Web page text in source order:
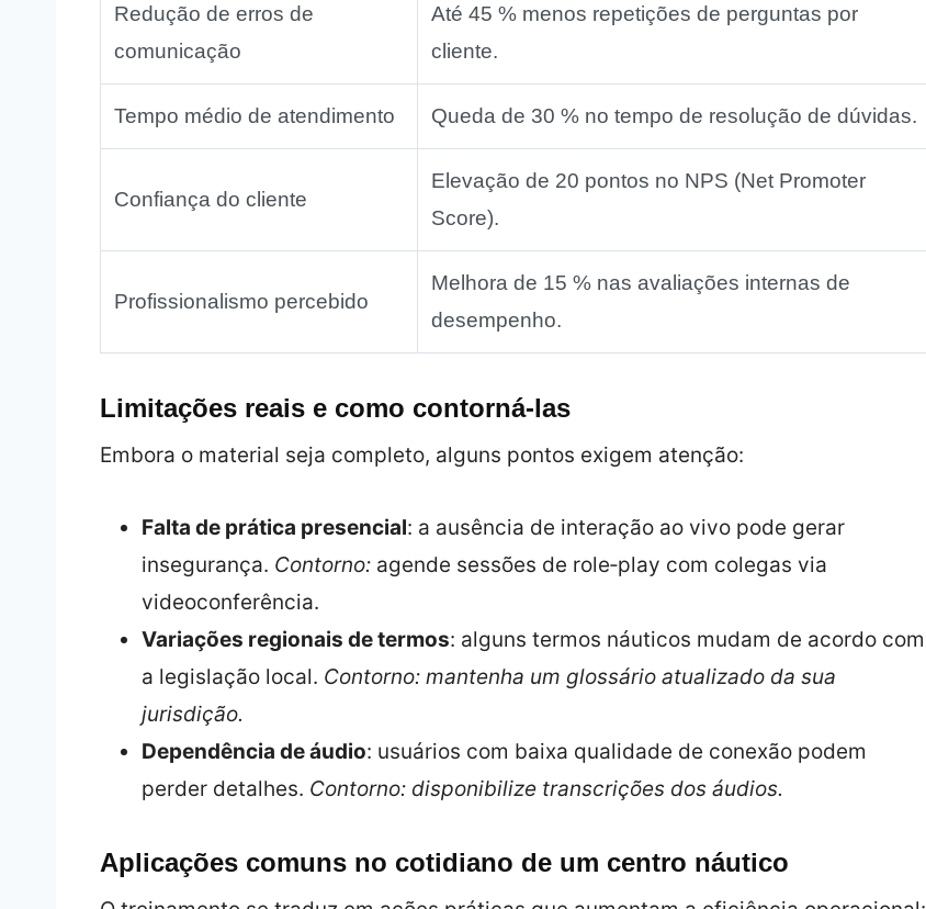
Redução de erros de
comunicação
Até 45 % menos repetições de perguntas por
cliente.
Tempo médio de atendimento Queda de 30 % no tempo de resolução de dúvidas.
Confiança do cliente
Elevação de 20 pontos no NPS (Net Promoter
Score).
Profissionalismo percebido
Melhora de 15 % nas avaliações internas de
desempenho.
Limitações reais e como contorná‑las
Embora o material seja completo, alguns pontos exigem atenção:
Falta de prática presencial: a ausência de interação ao vivo pode gerar
insegurança. Contorno:agende sessões de role‑play com colegas via
videoconferência.
Variações regionais de termos: alguns termos náuticos mudam de acordo com
a legislação local. Contorno: mantenha um glossário atualizado da sua
jurisdição.
Dependência de áudio: usuários com baixa qualidade de conexão podem
perder detalhes. Contorno: disponibilize transcrições dos áudios.
Aplicações comuns no cotidiano de um centro náutico